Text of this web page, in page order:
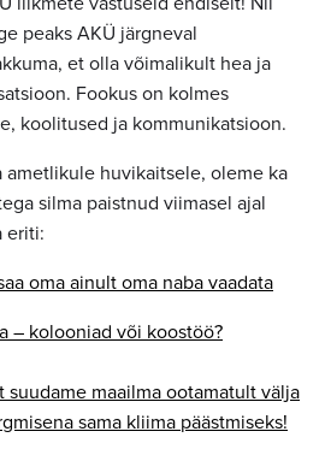
peaks AKÜ järgneval
et olla võimalikult hea ja
Fookus on kolmes
koolitused ja kommunikatsioon.
ametlikule huvikaitsele, oleme ka
silma paistnud viimasel ajal
eriti:
oma ainult oma naba vaadata
– kolooniad või koostöö?
suudame maailma ootamatult välja
sama kliima päästmiseks!